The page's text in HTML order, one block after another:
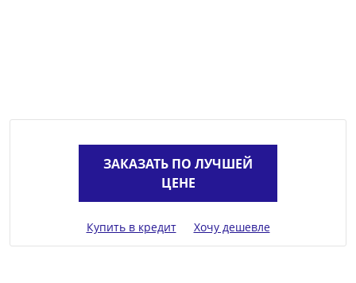
ЗАКАЗАТЬ ПО ЛУЧШЕЙ
ЦЕНЕ
Купить в кредит Хочу дешевле